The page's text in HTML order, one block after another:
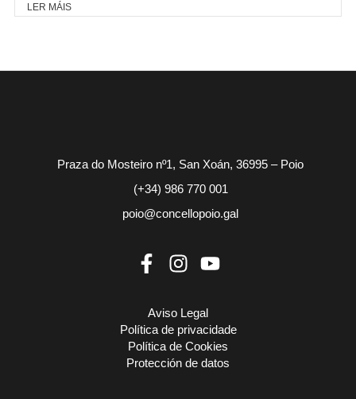
LER MÁIS
Praza do Mosteiro nº1, San Xoán, 36995 – Poio
(+34) 986 770 001
poio@concellopoio.gal
Aviso Legal
Política de privacidade
Política de Cookies
Protección de datos